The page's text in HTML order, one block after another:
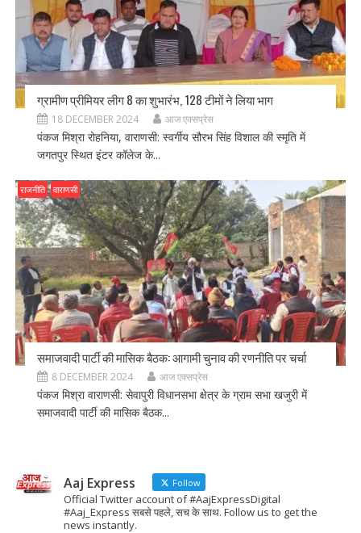
ग्रामीण प्रीमियर लीग 8 का शुभारंभ, 128 टीमों ने लिया भाग
18 DECEMBER 2024 आज एक्सप्रेस
पंकज मिश्रा रोहनिया, वाराणसी: स्वर्गीय सौरभ सिंह विशाल की स्मृति में
जगतपुर स्थित इंटर कॉलेज के...
राजनीति वाराणसी
समाजवादी पार्टी की मासिक बैठक: आगामी चुनाव की रणनीति पर चर्चा
8 DECEMBER 2024 आज एक्सप्रेस
पंकज मिश्रा वाराणसी: सेवापुरी विधानसभा क्षेत्र के ग्राम सभा खजुरी में
समाजवादी पार्टी की मासिक बैठक...
Aaj Express Follow
Official Twitter account of #AajExpressDigital
#Aaj_Express सबसे पहले, सच के साथ. Follow us to get the
news instantly.